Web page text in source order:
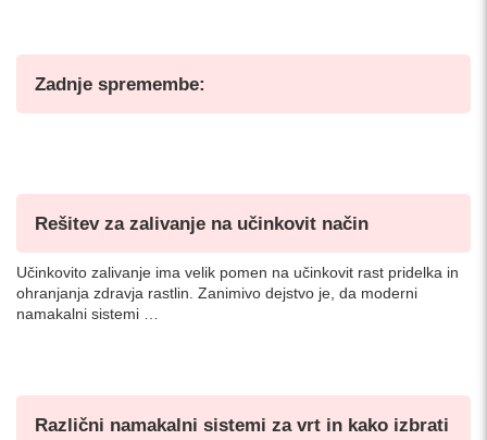
Zadnje spremembe:
Rešitev za zalivanje na učinkovit način
Učinkovito zalivanje ima velik pomen na učinkovit rast pridelka in
ohranjanja zdravja rastlin. Zanimivo dejstvo je, da moderni
namakalni sistemi …
Različni namakalni sistemi za vrt in kako izbrati